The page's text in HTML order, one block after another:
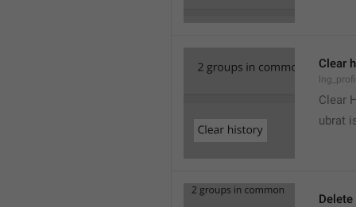
Clear
Clear
ubrat